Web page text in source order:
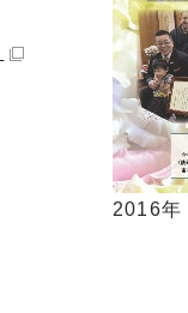
2016年